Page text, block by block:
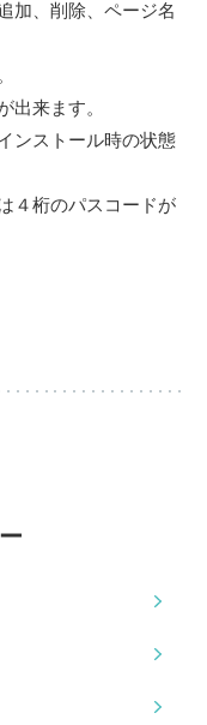
加、削除、ページ名
出来ます。
ンストール時の状態
４桁のパスコードが